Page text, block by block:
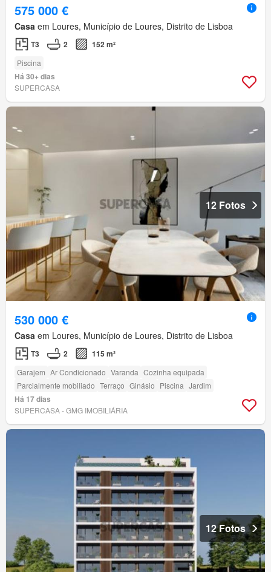
575 000 €
Casa em Loures, Município de Loures, Distrito de Lisboa
T3 2 152 m²
Piscina
Há 30+ dias
SUPERCASA
12 Fotos
530 000 €
Casa em Loures, Município de Loures, Distrito de Lisboa
T3 2 115 m²
Garajem Ar Condicionado Varanda Cozinha equipada
Parcialmente mobiliado Terraço Ginásio Piscina Jardim
Há 17 dias
SUPERCASA - GMG IMOBILIÁRIA
12 Fotos